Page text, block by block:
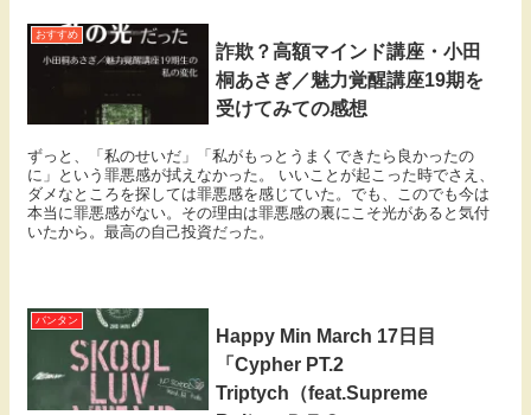
おすすめ
詐欺？高額マインド講座・小田
桐あさぎ／魅力覚醒講座19期を
受けてみての感想
ずっと、「私のせいだ」「私がもっとうまくできたら良かったの
に」という罪悪感が拭えなかった。 いいことが起こった時でさえ、
ダメなところを探しては罪悪感を感じていた。でも、このでも今は
本当に罪悪感がない。その理由は罪悪感の裏にこそ光があると気付
いたから。最高の自己投資だった。
バンタン
Happy Min March 17日目
「Cypher PT.2
Triptych（feat.Supreme